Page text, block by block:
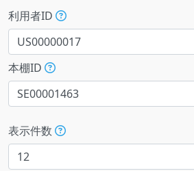
利用者ID
本棚ID
表示件数